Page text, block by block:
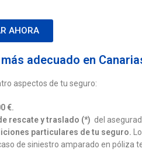
AHORA
adecuado en
aspectos de tu seguro:
€.
rescate y traslado (*) del
particulares de tu seguro.
de siniestro amparado en póliza